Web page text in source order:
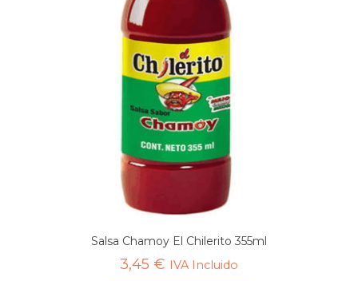
Salsa Chamoy El Chilerito 355ml
3,45 € IVA Incluido